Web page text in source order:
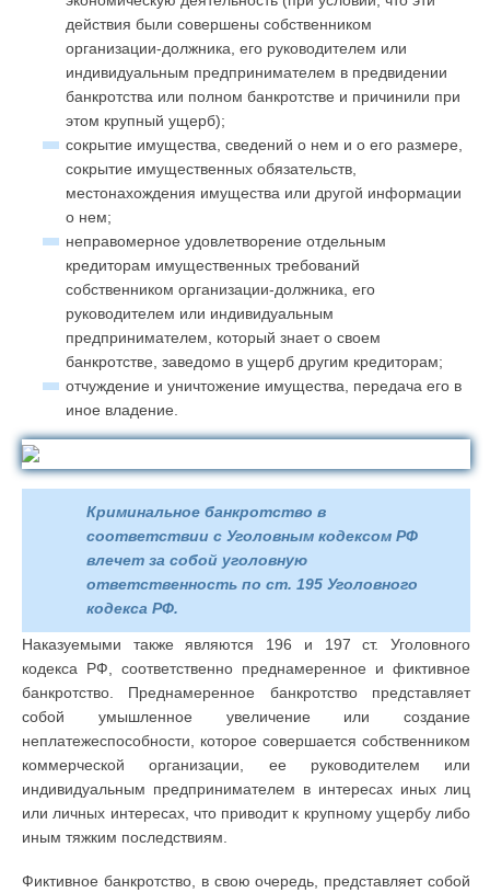
действия были совершены собственником
организации-должника, его руководителем или
индивидуальным предпринимателем в предвидении
банкротства или полном банкротстве и причинили при
этом крупный ущерб);
сокрытие имущества, сведений о нем и о его размере,
сокрытие имущественных обязательств,
местонахождения имущества или другой информации
о нем;
неправомерное удовлетворение отдельным
кредиторам имущественных требований
собственником организации-должника, его
руководителем или индивидуальным
предпринимателем, который знает о своем
банкротстве, заведомо в ущерб другим кредиторам;
отчуждение и уничтожение имущества, передача его в
иное владение.
Криминальное банкротство в
соответствии с Уголовным кодексом РФ
влечет за собой уголовную
ответственность по ст. 195 Уголовного
кодекса РФ.
Наказуемыми также являются 196 и 197 ст. Уголовного
кодекса РФ, соответственно преднамеренное и фиктивное
банкротство. Преднамеренное банкротство представляет
собой умышленное увеличение или создание
неплатежеспособности, которое совершается собственником
коммерческой организации, ее руководителем или
индивидуальным предпринимателем в интересах иных лиц
или личных интересах, что приводит к крупному ущербу либо
иным тяжким последствиям.
Фиктивное банкротство, в свою очередь, представляет собой